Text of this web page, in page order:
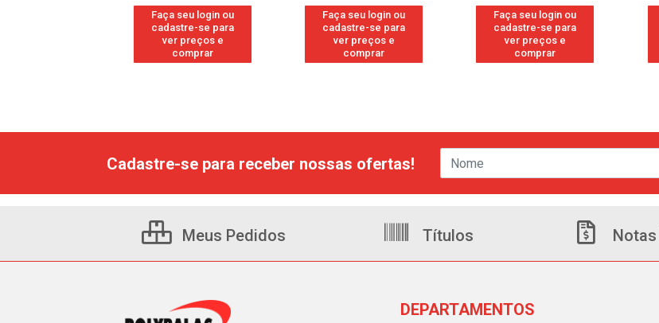
Faça seu login ou
cadastre-se para
ver preços e
comprar
Faça seu login ou
cadastre-se para
ver preços e
comprar
Faça seu login ou
cadastre-se para
ver preços e
comprar
Cadastre-se para receber nossas ofertas!
Meus Pedidos Títulos
DEPARTAMENTOS